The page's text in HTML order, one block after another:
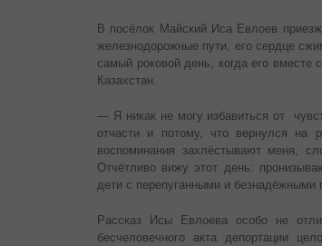
В посёлок Майский Иса Евлоев
железнодорожные пути, его сердце
самый роковой день, когда его
Казахстан.
— Я никак не могу избавиться от
отчасти и потому, что вернулся на
воспоминания захлёстывают меня,
Отчётливо вижу этот день:
дети с перепуганными и безнадёжными
Рассказ Исы Евлоева особо не
бесчеловечного акта депортации